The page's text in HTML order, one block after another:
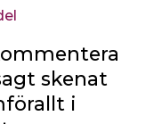
skenat
i